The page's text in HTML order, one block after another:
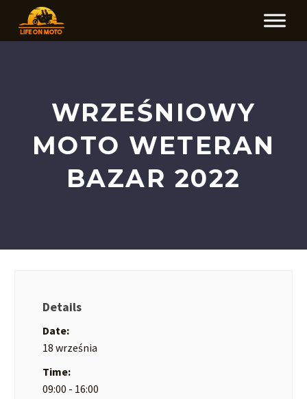
WRZEŚNIOWY
MOTO WETERAN
BAZAR 2022
Details
Date:
18 września
Time:
09:00 - 16:00